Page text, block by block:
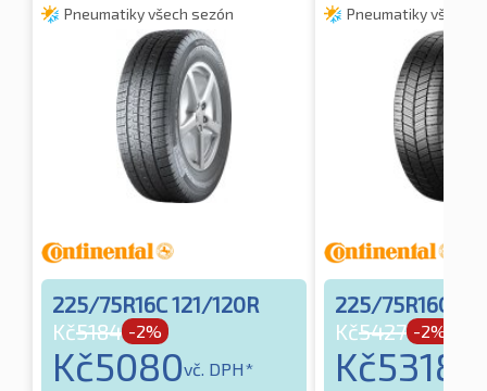
Pneumatiky všech sezón
225/75R16C 121/120R
Kč5184 -2%
Kč5080vč. DPH*
Pneumatiky všech
225/75R16C
Kč5427 -2%
Kč5318